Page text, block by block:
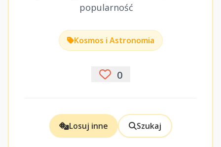
popularność
Kosmos i Astronomia
0
Losuj inne Szukaj